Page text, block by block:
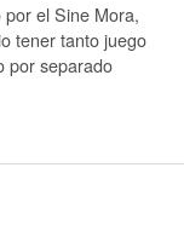
el Sine Mora,
tener tanto juego
por separado